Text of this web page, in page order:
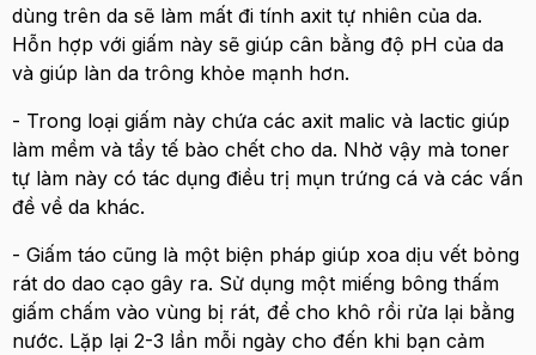
dùng trên da sẽ làm mất đi tính axit tự nhiên của da.
Hỗn hợp với giấm này sẽ giúp cân bằng độ pH của da
và giúp làn da trông khỏe mạnh hơn.
- Trong loại giấm này chứa các axit malic và lactic giúp
làm mềm và tẩy tế bào chết cho da. Nhờ vậy mà toner
tự làm này có tác dụng điều trị mụn trứng cá và các vấn
đề về da khác.
- Giấm táo cũng là một biện pháp giúp xoa dịu vết bỏng
rát do dao cạo gây ra. Sử dụng một miếng bông thấm
giấm chấm vào vùng bị rát, để cho khô rồi rửa lại bằng
nước. Lặp lại 2-3 lần mỗi ngày cho đến khi bạn cảm